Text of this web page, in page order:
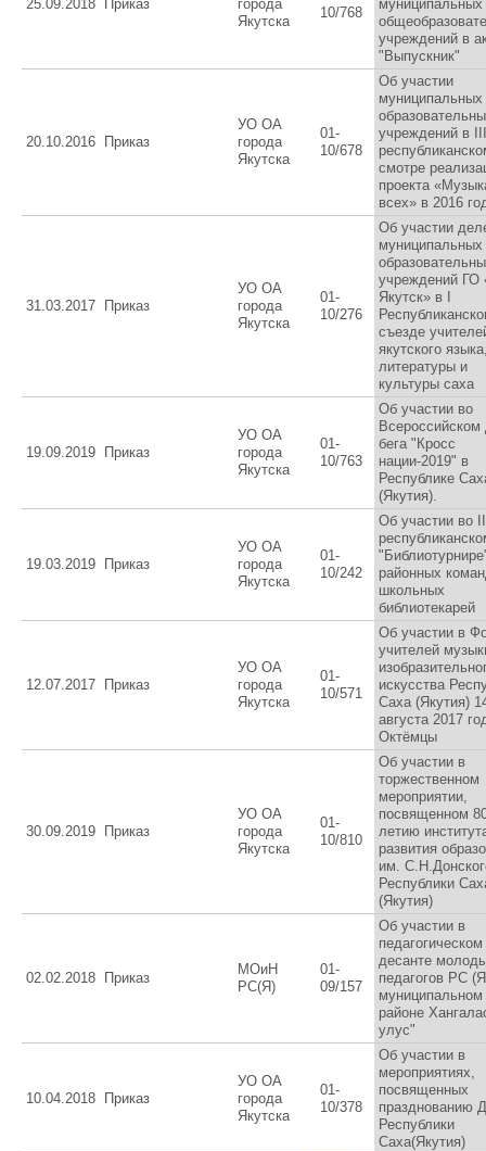
25.09.2018 Приказ
города
Якутска
10/768
муниципальных
учреждений в
"Выпускник"
20.10.2016 Приказ
УО ОА
города
Якутска
01-
10/678
Об участии
муниципальных
учреждений в III
смотре
проекта
всех» в 2016
31.03.2017 Приказ
УО ОА
города
Якутска
01-
10/276
Об участии
муниципальных
учреждений ГО
Якутск» в I
съезде
якутского
литературы и
культуры саха
19.09.2019 Приказ
УО ОА
города
Якутска
01-
10/763
Об участии во
Всероссийском
бега "Кросс
нации-2019" в
Республике
(Якутия).
19.03.2019 Приказ
УО ОА
города
Якутска
01-
10/242
Об участии во II
районных
школьных
библиотекарей
12.07.2017 Приказ
УО ОА
города
Якутска
01-
10/571
Об участии в
учителей
искусства
Саха (Якутия)
августа 2017
Октёмцы
30.09.2019 Приказ
УО ОА
города
Якутска
01-
10/810
Об участии в
торжественном
мероприятии,
посвященном
летию
развития
им.
Республики
(Якутия)
02.02.2018 Приказ
МОиН
РС(Я)
01-
09/157
Об участии в
педагогическом
десанте
педагогов РС
муниципальном
районе
улус"
10.04.2018 Приказ
УО ОА
города
Якутска
01-
10/378
Об участии в
мероприятиях,
посвященных
празднованию
Республики
Саха(Якутия)